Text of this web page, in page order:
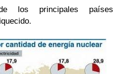
los principales países